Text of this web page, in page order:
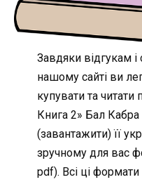
Завдяки відгукам і
нашому сайті ви
купувати та читати
Книга 2» Бал Кабра
(завантажити) її
зручному для вас
pdf). Всі ці